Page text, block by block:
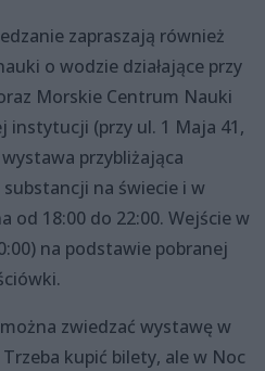
zapraszają również
o wodzie działające przy
Morskie Centrum Nauki
instytucji (przy ul. 1 Maja 41,
przybliżająca
na świecie i w
od 18:00 do 22:00. Wejście w
na podstawie pobranej
zwiedzać wystawę w
kupić bilety, ale w Noc